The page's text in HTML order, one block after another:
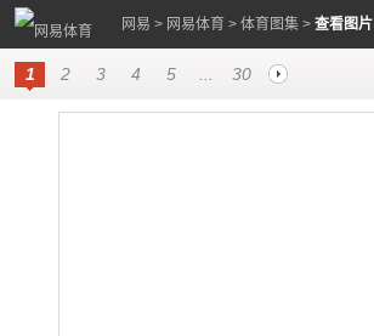
网易 > 网易体育 > 体育图集 > 查看图片
1 2 3 4 5 30